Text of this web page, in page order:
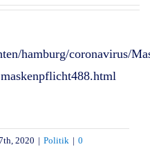
hamburg/coronavirus/
2020 | Politik | 0